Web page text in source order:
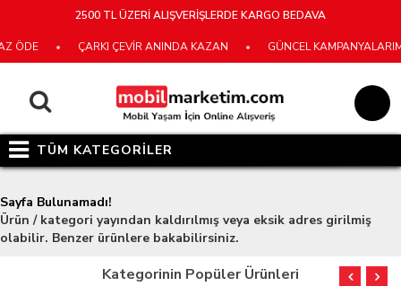
2500 TL ÜZERİ ALIŞVERİŞLERDE KARGO BEDAVA
ÖDE ÇARKI ÇEVİR ANINDA KAZAN GÜNCEL
TÜM KATEGORİLER
Sayfa Bulunamadı!
Ürün / kategori yayından kaldırılmış veya eksik adres girilmiş
olabilir. Benzer ürünlere bakabilirsiniz.
Kategorinin Popüler Ürünleri